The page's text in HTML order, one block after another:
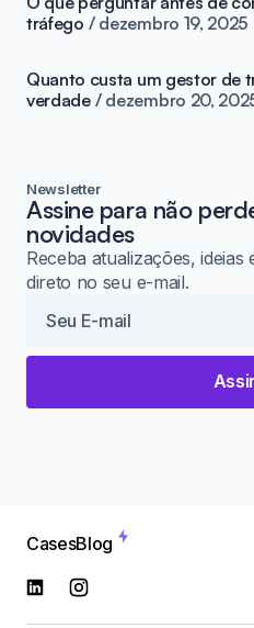
tráfego
dezembro 19, 2025
Quanto custa um gestor de
verdade
dezembro 20,
Newsletter
Assine para não
novidades
Receba atualizações,
direto no seu e-mail.
CasesBlog